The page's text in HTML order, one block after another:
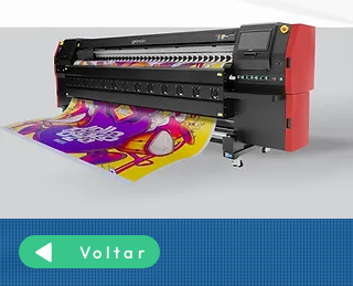
Voltar